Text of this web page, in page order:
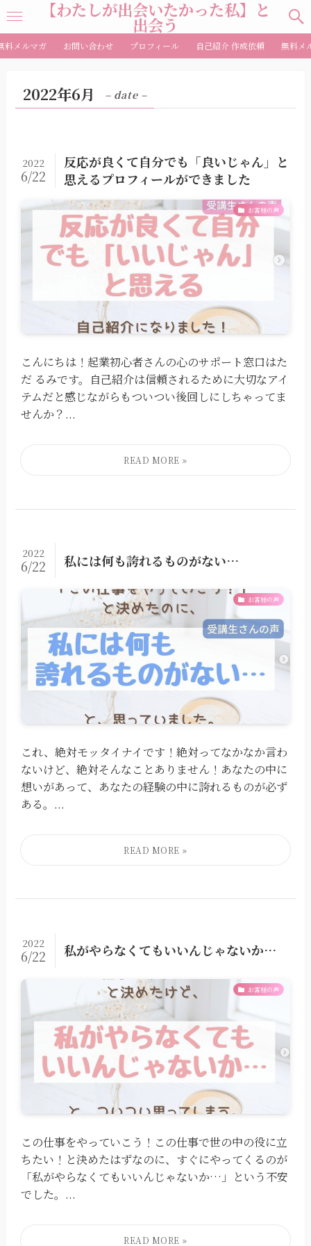
【わたしが出会いたかった私】と
出会う
料メルマガ お問い合わせ プロフィール 自己紹介 作成依頼 無料メ
2022年6月 – date –
反応が良くて自分でも「良いじゃん」と
思えるプロフィールができました
2022
6/22
お客様の声
こんにちは！起業初心者さんの心のサポート窓口はた
だ るみです。⁡⁡自己紹介は信頼されるために大切なアイ
テムだと感じながらもついつい後回しにしちゃってま
せんか？⁡⁡...
私には何も誇れるものがない…
2022
6/22
お客様の声
これ、絶対モッタイナイです！⁡絶対ってなかなか言わ
ないけど、⁡絶対そんなことありません！⁡⁡⁡あなたの中に
想いがあって、あなたの経験の中に誇れるものが必ず
ある。⁡⁡...
私がやらなくてもいいんじゃないか…
2022
6/22
お客様の声
この仕事をやっていこう！この仕事で世の中の役に立
ちたい！⁡と決めたはずなのに、すぐにやってくるのが
⁡「私がやらなくてもいいんじゃないか…」⁡という不安
でした。⁡⁡⁡...